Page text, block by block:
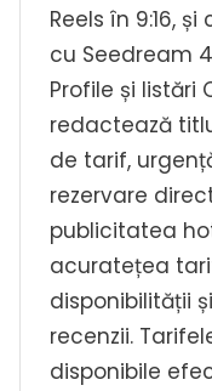
Reels în 9:16,
cu Seedream
Profile și listări
redactează
de tarif,
rezervare
publicitatea
acuratețea
disponibilității
recenzii.
disponibile